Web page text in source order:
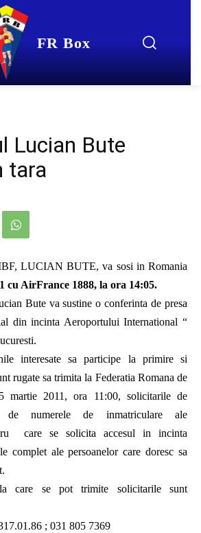
FR Box
Lucian Bute
tara
LUCIAN BUTE, va sosi in Romania
cu AirFrance 1888, la ora 14:05.
Bute va sustine o conferinta de presa
din incinta Aeroportului International “
interesate sa participe la primire si
rugate sa trimita la Federatia Romana de
martie 2011, ora 11:00, solicitarile de
de numerele de inmatriculare ale
care se solicita accesul in incinta
complet ale persoanelor care doresc sa
care se pot trimite solicitarile sunt
; 031 805 7369